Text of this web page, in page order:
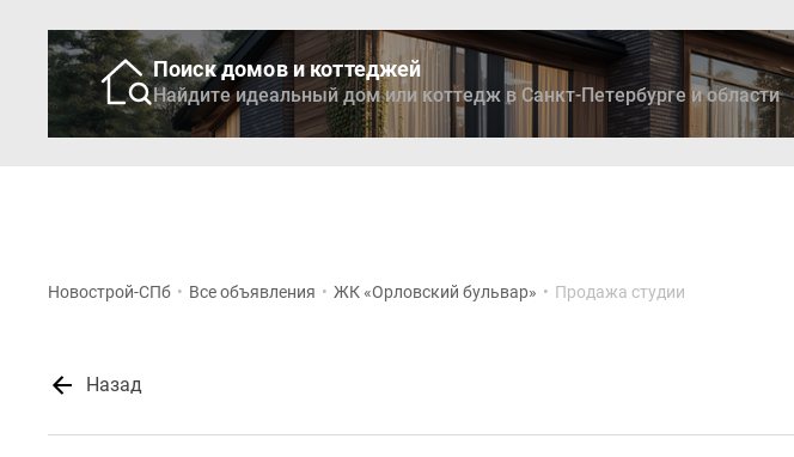
Поиск домов и коттеджей
Найдите идеальный дом или коттедж в Санкт-Петербурге и области
Новострой-СПб • Все объявления • ЖК «Орловский бульвар» • Продажа студии
Назад